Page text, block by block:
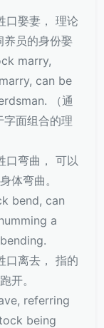
口娶妻， 理论
员的身份娶
marry,
can be
（通
面组合的理
口弯曲， 可以
体弯曲。
bend, can
a
口离去， 指的
开。
referring
being